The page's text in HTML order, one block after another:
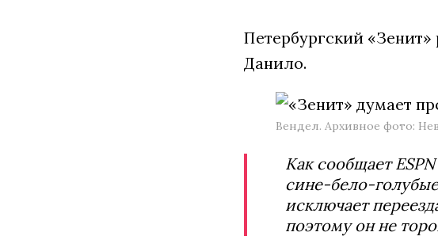
Петербургский
Данило.
Вендел. Архивное фото:
Как сообщает
сине-бело-
исключает
поэтому он не